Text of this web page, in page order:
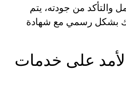
والتأكد من جودته، يتم
بشكل رسمي مع شهادة
على خدمات